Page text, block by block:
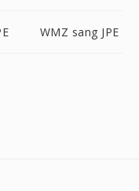
WMZ sang JPE